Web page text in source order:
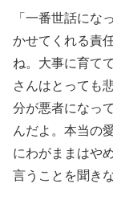
「一番世話にな
かせてくれる責
ね。大事に育て
さんはとっても
分が悪者になっ
んだよ。本当の
にわがままはや
言うことを聞き